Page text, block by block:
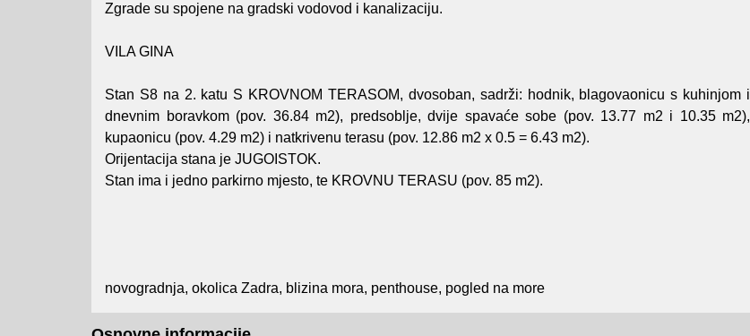
Zgrade su spojene na gradski vodovod i kanalizaciju.
VILA GINA
Stan S8 na 2. katu S KROVNOM TERASOM, dvosoban, sadrži: hodnik, blagovaonicu s kuhinjom i
dnevnim boravkom (pov. 36.84 m2), predsoblje, dvije spavaće sobe (pov. 13.77 m2 i 10.35 m2),
kupaonicu (pov. 4.29 m2) i natkrivenu terasu (pov. 12.86 m2 x 0.5 = 6.43 m2).
Orijentacija stana je JUGOISTOK.
Stan ima i jedno parkirno mjesto, te KROVNU TERASU (pov. 85 m2).
novogradnja, okolica Zadra, blizina mora, penthouse, pogled na more